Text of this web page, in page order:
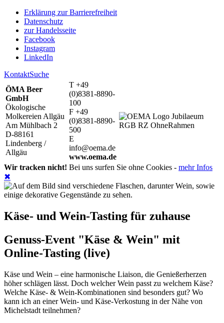
Erklärung zur Barrierefreiheit
Datenschutz
zur Handelsseite
Facebook
Instagram
LinkedIn
KontaktSuche
ÖMA Beer
GmbH
Ökologische
Molkereien Allgäu
Am Mühlbach 2
D-88161
Lindenberg /
Allgäu
T +49
(0)8381-8890-
100
F +49
(0)8381-8890-
500
E
info@oema.de
www.oema.de
Wir tracken nicht! Bei uns surfen Sie ohne Cookies - mehr Infos
✖
Käse- und Wein-Tasting für zuhause
Genuss-Event "Käse & Wein" mit
Online-Tasting (live)
Käse und Wein – eine harmonische Liaison, die Genießerherzen
höher schlägen lässt. Doch welcher Wein passt zu welchem Käse?
Welche Käse- & Wein-Kombinationen sind besonders gut? Wo
kann ich an einer Wein- und Käse-Verkostung in der Nähe von
Michelstadt teilnehmen?